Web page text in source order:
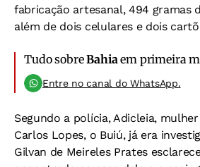
fabricação artesanal, 494 gramas
além de dois celulares e dois
Tudo sobreBahia em primeira
Entre no canal do WhatsApp.
Segundo a polícia, Adicleia,
Carlos Lopes, o Buiú, já era
Gilvan de Meireles Prates